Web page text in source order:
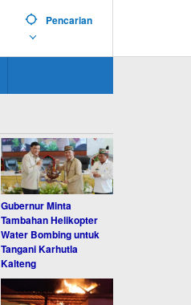
Pencarian
Gubernur Minta
Tambahan Helikopter
Water Bombing untuk
Tangani Karhutla
Kalteng